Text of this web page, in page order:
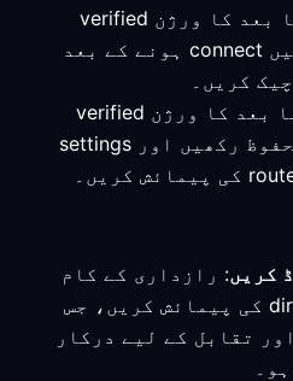
: Android 7.0 یا بعد کا ورژن verified
minimum ہے؛ فرانس میں connect ہونے کے بعد
: macOS 10.15 یا بعد کا ورژن verified
minimum ہے؛ profile محفوظ رکھیں اور settings
: رازداری کے کام
کے لیے direct connection کی پیمائش کریں، جس
میں latency، stability اور تقابل کے لیے درکار